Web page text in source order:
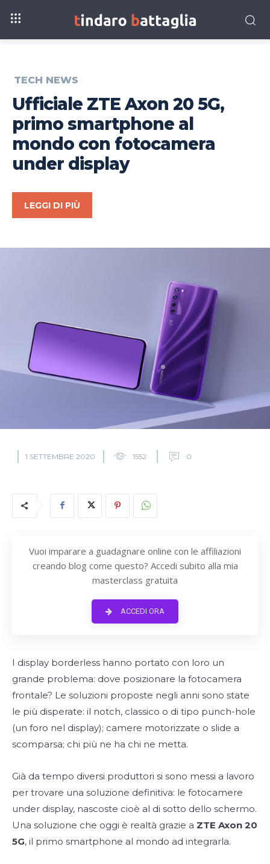
TECH NEWS
Ufficiale ZTE Axon 20 5G,
primo smartphone al
mondo con fotocamera
under display
LEGGI DI PIÙ
1 SETTEMBRE 2020 1552 0
Vuoi imparare a guadagnare online con le affiliazioni
creando blog come questo? Accedi subito alla mia
masterclass gratuita
ACCEDI ORA
I display borderless hanno portato con loro un
grande problema: dove posizionare la fotocamera
frontale? Le soluzioni proposte negli anni sono state
le più disperate: il notch, classico o di tipo punch-hole
(un foro nel display); camere motorizzate o slide a
scomparsa; chi più ne ha chi ne metta.
Già da tempo diversi produttori si sono messi a lavoro
per trovare una soluzione definitiva: le fotocamere
under display, nascoste cioè al di sotto dello schermo.
Una soluzione che oggi è realtà grazie a ZTE Axon 20
5G, il primo smartphone al mondo ad integrarla.